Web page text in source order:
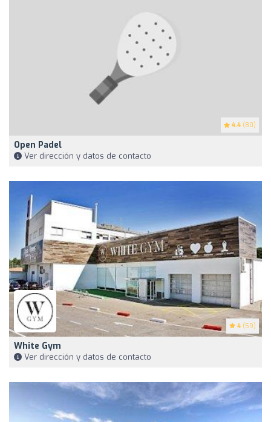
4.4 (80)
Open Padel
Ver dirección y datos de contacto
4 (59)
White Gym
Ver dirección y datos de contacto